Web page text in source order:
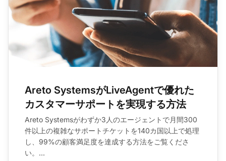
Areto SystemsがLiveAgentで優れた
カスタマーサポートを実現する方法
Areto Systemsがわずか3人のエージェントで月間300
件以上の複雑なサポートチケットを140カ国以上で処理
し、99%の顧客満足度を達成する方法をご覧くださ
い。...